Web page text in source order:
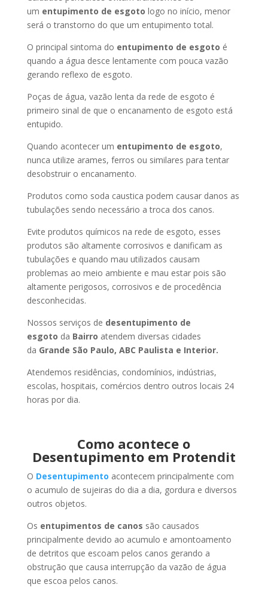
um entupimento de esgoto logo no início, menor
será o transtorno do que um entupimento total.
O principal sintoma do entupimento de esgoto é
quando a água desce lentamente com pouca vazão
gerando reflexo de esgoto.
Poças de água, vazão lenta da rede de esgoto é
primeiro sinal de que o encanamento de esgoto está
entupido.
Quando acontecer um entupimento de esgoto,
nunca utilize arames, ferros ou similares para tentar
desobstruir o encanamento.
Produtos como soda caustica podem causar danos as
tubulações sendo necessário a troca dos canos.
Evite produtos químicos na rede de esgoto, esses
produtos são altamente corrosivos e danificam as
tubulações e quando mau utilizados causam
problemas ao meio ambiente e mau estar pois são
altamente perigosos, corrosivos e de procedência
desconhecidas.
Nossos serviços de desentupimento de
esgoto da Bairro atendem diversas cidades
da Grande São Paulo, ABC Paulista e Interior.
Atendemos residências, condomínios, indústrias,
escolas, hospitais, comércios dentro outros locais 24
horas por dia.
Como acontece o
Desentupimento em Protendit
O Desentupimento acontecem principalmente com
o acumulo de sujeiras do dia a dia, gordura e diversos
outros objetos.
Os entupimentos de canos são causados
principalmente devido ao acumulo e amontoamento
de detritos que escoam pelos canos gerando a
obstrução que causa interrupção da vazão de água
que escoa pelos canos.